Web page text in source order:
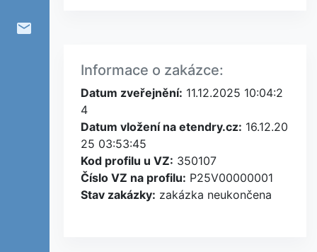
email
Informace o zakázce:
Datum zveřejnění: 11.12.2025 10:04:2
4
Datum vložení na etendry.cz: 16.12.20
25 03:53:45
Kod profilu u VZ: 350107
Číslo VZ na profilu: P25V00000001
Stav zakázky: zakázka neukončena